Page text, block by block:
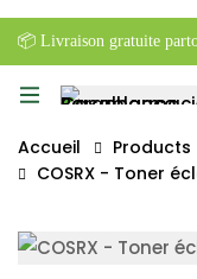
📦 Livraison gratuite
Accueil
Products
COSRX - Toner